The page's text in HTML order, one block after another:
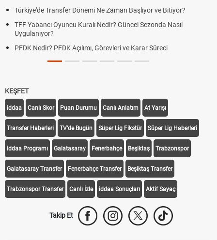
Türkiye'de Transfer Dönemi Ne Zaman Başlıyor ve Bitiyor?
TFF Yabancı Oyuncu Kuralı Nedir? Güncel Sezonda Nasıl
Uygulanıyor?
PFDK Nedir? PFDK Açılımı, Görevleri ve Karar Süreci
KEŞFET
iddaa Canlı Skor Puan Durumu Canlı Anlatım At Yarışı
Transfer Haberleri TV'de Bugün Süper Lig Fikstür Süper Lig Haberleri
iddaa Programı Galatasaray Fenerbahçe Beşiktaş Trabzonspor
Galatasaray Transfer Fenerbahçe Transfer Beşiktaş Transfer
Trabzonspor Transfer Canlı İzle iddaa Sonuçları Aktif Sayaç
Takip Et